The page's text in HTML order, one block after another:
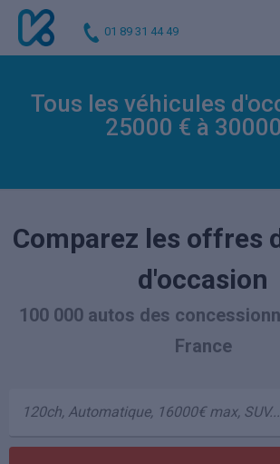
01 89 31 44 49
Tous les véhicules
25000 € à
Comparez les offres
d'occasion
100 000 autos des
France